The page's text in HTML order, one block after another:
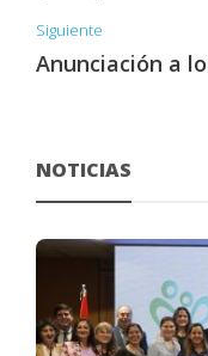
Siguiente
Anunciación a
NOTICIAS